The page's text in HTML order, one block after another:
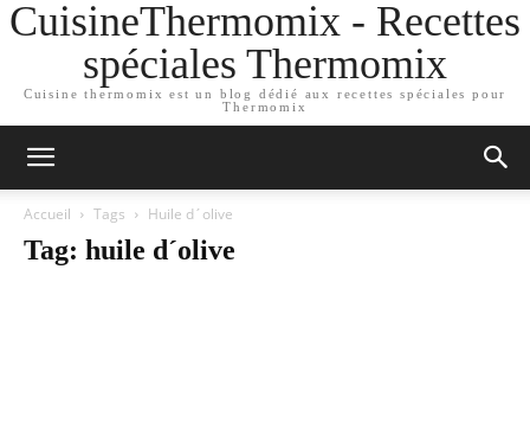
CuisineThermomix - Recettes
spéciales Thermomix
Cuisine thermomix est un blog dédié aux recettes spéciales pour
Thermomix
Accueil Tags Huile d´olive
Tag: huile d´olive